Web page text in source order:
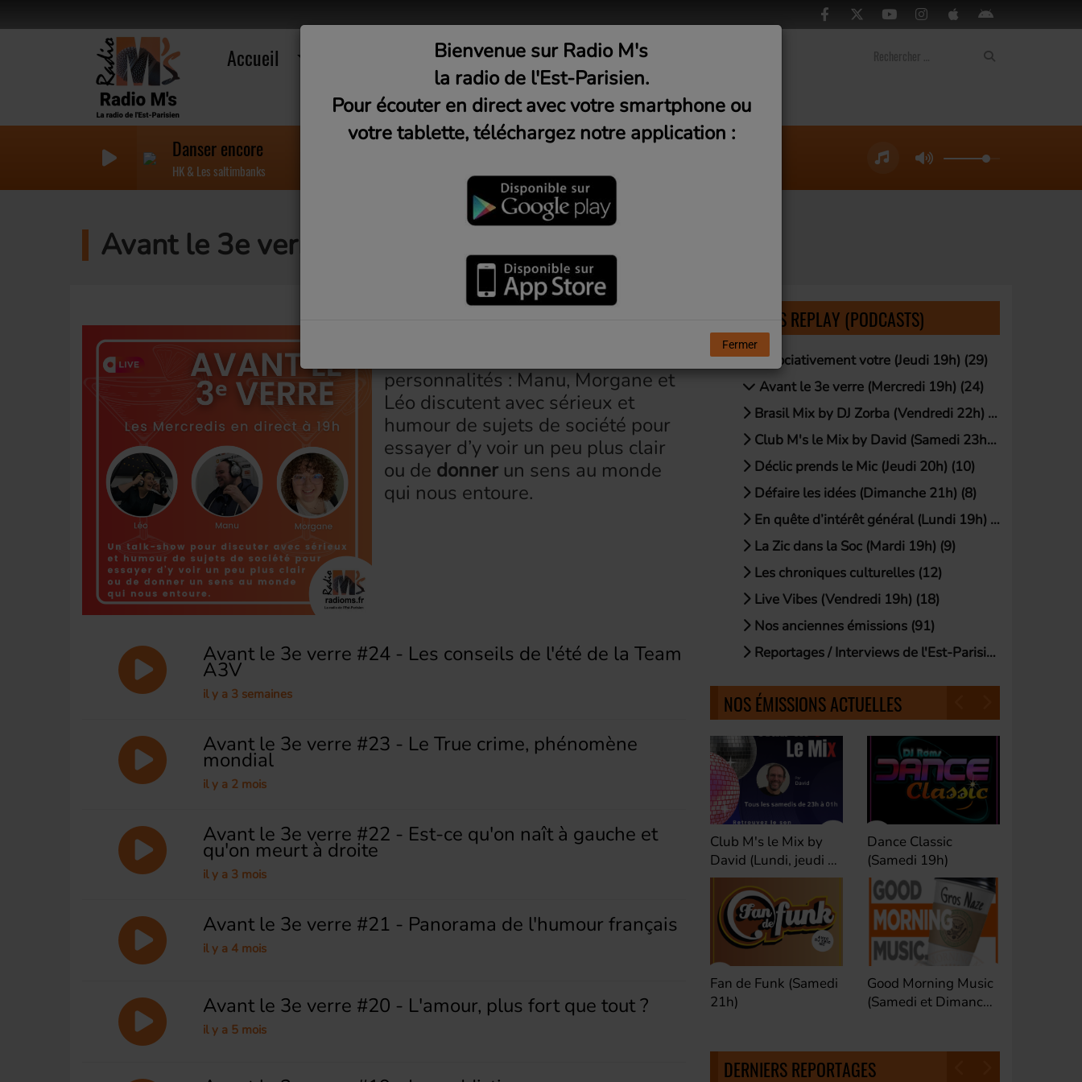
Accueil Musique Médias
Danser encore
HK & Les saltimbanks
Avant le 3e verre (Mercredi 19h)
personnalités : Manu, Morgane et
Léo discutent avec sérieux et
humour de sujets de société pour
essayer d’y voir un peu plus clair
ou de donner un sens au monde
qui nous entoure.
Avant le 3e verre #24 - Les conseils de l'été de la Team
A3V
il y a 3 semaines
Avant le 3e verre #23 - Le True crime, phénomène
mondial
il y a 2 mois
Avant le 3e verre #22 - Est-ce qu'on naît à gauche et
qu'on meurt à droite
il y a 3 mois
Avant le 3e verre #21 - Panorama de l'humour français
il y a 4 mois
Avant le 3e verre #20 - L'amour, plus fort que tout ?
il y a 5 mois
LISTE DES REPLAY (PODCASTS)
Associativement votre (Jeudi 19h) (29)
Avant le 3e verre (Mercredi 19h) (24)
Brasil Mix by DJ Zorba (Vendredi 22h) (21)
Club M's le Mix by David (Samedi 23h) (19)
Déclic prends le Mic (Jeudi 20h) (10)
Défaire les idées (Dimanche 21h) (8)
En quête d’intérêt général (Lundi 19h) (18)
La Zic dans la Soc (Mardi 19h) (9)
Les chroniques culturelles (12)
Live Vibes (Vendredi 19h) (18)
Nos anciennes émissions (91)
Reportages / Interviews de l'Est-Parisien (54)
NOS ÉMISSIONS ACTUELLES
Une heure avant la
(Dimanche 21h)
Vivre avec le VIH
be (Dimanche 19h)
Club M's le Mix by
David (Lundi, jeudi et
samedi 23h)
Fan de Funk (Samedi
21h)
Dance Classic
(Samedi 19h)
Good Morning Music
(Samedi et Dimanche
DERNIERS REPORTAGES
Bienvenue sur Radio M's
la radio de l'Est-Parisien.
Pour écouter en direct avec votre smartphone ou
votre tablette, téléchargez notre application :
Fermer